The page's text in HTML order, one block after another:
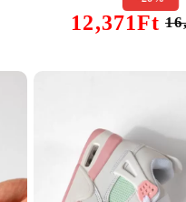
12,371Ft